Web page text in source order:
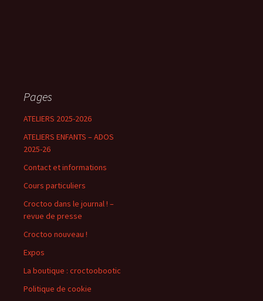
Pages
ATELIERS 2025-2026
ATELIERS ENFANTS – ADOS
2025-26
Contact et informations
Cours particuliers
Croctoo dans le journal ! –
revue de presse
Croctoo nouveau !
Expos
La boutique : croctoobootic
Politique de cookie